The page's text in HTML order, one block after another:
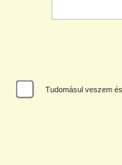
Tudomásul veszem